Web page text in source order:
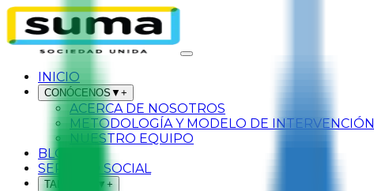
INICIO
CONÓCENOS ▼ +
ACERCA DE NOSOTROS
METODOLOGÍA Y MODELO DE INTERVENCIÓN
NUESTRO EQUIPO
BLOG
SERVICIO SOCIAL
TALLERES ▼ +